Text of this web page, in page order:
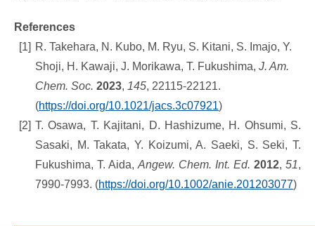
References
[1] R. Takehara, N. Kubo, M. Ryu, S. Kitani, S. Imajo, Y.
Shoji, H. Kawaji, J. Morikawa, T. Fukushima, J. Am.
Chem. Soc. 2023, 145, 22115-22121.
(https://doi.org/10.1021/jacs.3c07921)
[2] T. Osawa, T. Kajitani, D. Hashizume, H. Ohsumi, S.
Sasaki, M. Takata, Y. Koizumi, A. Saeki, S. Seki, T.
Fukushima, T. Aida, Angew. Chem. Int. Ed. 2012, 51,
7990-7993. (https://doi.org/10.1002/anie.201203077)